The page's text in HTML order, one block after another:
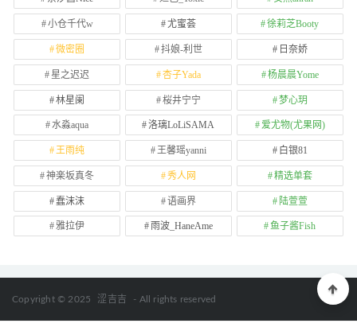
小仓千代w 尤蜜荟 徐莉芝Booty
微密圈 抖娘-利世 日奈娇
星之迟迟 杏子Yada 杨晨晨Yome
林星阑 桜井宁宁 梦心玥
水淼aqua 洛璃LoLiSAMA 爱尤物(尤果网)
王雨纯 王馨瑶yanni 白银81
神楽坂真冬 秀人网 精选单套
蠢沫沫 语画界 陆萱萱
雅拉伊 雨波_HaneAme 鱼子酱Fish
Copyright © 2025 涩吉吉 - All rights reserved